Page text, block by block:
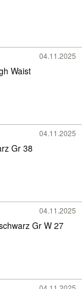
04.11.2025
Waist
04.11.2025
Gr 38
04.11.2025
Gr W 27